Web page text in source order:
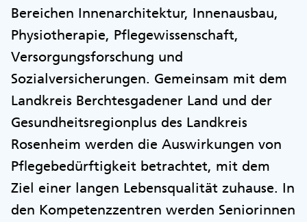
Bereichen Innenarchitektur, Innenausbau,
Physiotherapie, Pflegewissenschaft,
Versorgungsforschung und
Sozialversicherungen. Gemeinsam mit dem
Landkreis Berchtesgadener Land und der
Gesundheitsregionplus des Landkreis
Rosenheim werden die Auswirkungen von
Pflegebedürftigkeit betrachtet, mit dem
Ziel einer langen Lebensqualität zuhause. In
den Kompetenzzentren werden Seniorinnen